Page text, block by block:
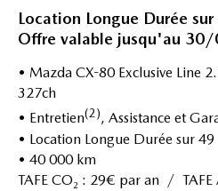
Location Longue Durée
Offre valable jusqu'au
• Mazda CX-80 Exclusive Line
327ch
• Entretien(2), Assistance et
• Location Longue Durée sur 49
• 40 000 km
TAFE CO2 : 29€ par an / TAFE